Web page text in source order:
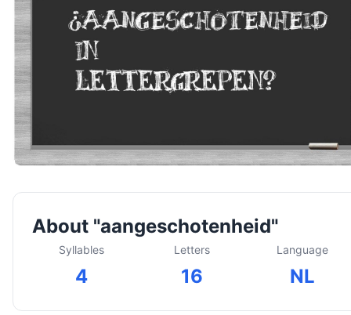
About "aangeschotenheid"
Syllables
4
Letters
16
Language
NL